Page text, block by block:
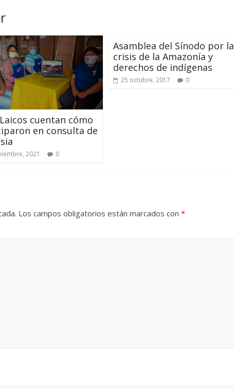
cuentan cómo
en consulta de
2021 0
Asamblea del Sínodo por la
crisis de la Amazonía y
derechos de indígenas
25 octubre, 2017 0
Los campos obligatorios están marcados con *